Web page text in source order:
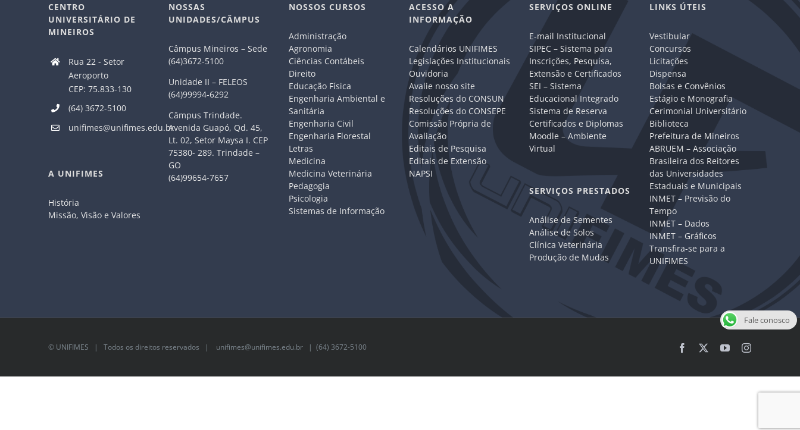
CENTRO
UNIVERSITÁRIO DE
MINEIROS
Rua 22 - Setor
Aeroporto
CEP: 75.833-130
(64) 3672-5100
unifimes@unifimes.edu.br
A UNIFIMES
História
Missão, Visão e Valores
NOSSAS
UNIDADES/CÂMPUS
Câmpus Mineiros – Sede
(64)3672-5100
Unidade II – FELEOS
(64)99994-6292
Câmpus Trindade.
Avenida Guapó, Qd. 45,
Lt. 02, Setor Maysa I. CEP
75380- 289. Trindade –
GO
(64)99654-7657
NOSSOS CURSOS
Administração
Agronomia
Ciências Contábeis
Direito
Educação Física
Engenharia Ambiental e
Sanitária
Engenharia Civil
Engenharia Florestal
Letras
Medicina
Medicina Veterinária
Pedagogia
Psicologia
Sistemas de Informação
ACESSO A
INFORMAÇÃO
Calendários UNIFIMES
Legislações Institucionais
Ouvidoria
Avalie nosso site
Resoluções do CONSUN
Resoluções do CONSEPE
Comissão Própria de
Avaliação
Editais de Pesquisa
Editais de Extensão
NAPSI
SERVIÇOS ONLINE
E-mail Institucional
SIPEC – Sistema para
Inscrições, Pesquisa,
Extensão e Certificados
SEI – Sistema
Educacional Integrado
Sistema de Reserva
Certificados e Diplomas
Moodle – Ambiente
Virtual
SERVIÇOS PRESTADOS
Análise de Sementes
Análise de Solos
Clínica Veterinária
Produção de Mudas
LINKS ÚTEIS
Vestibular
Concursos
Licitações
Dispensa
Bolsas e Convênios
Estágio e Monografia
Cerimonial Universitário
Biblioteca
Prefeitura de Mineiros
ABRUEM – Associação
Brasileira dos Reitores
das Universidades
Estaduais e Municipais
INMET – Previsão do
Tempo
INMET – Dados
INMET – Gráficos
Transfira-se para a
UNIFIMES
© UNIFIMES | Todos os direitos reservados | unifimes@unifimes.edu.br | (64) 3672-5100 Facebook YouTubeInstagram
Fale conosco